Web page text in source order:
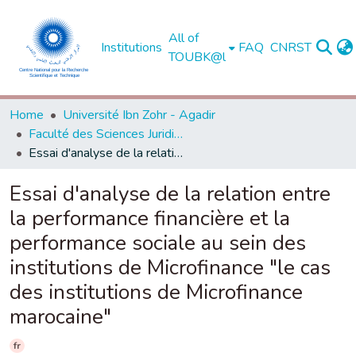
Institutions
All of
TOUBK@l
FAQ CNRST
Home
Université Ibn Zohr - Agadir
Faculté des Sciences Juridiques, Économiques et Sociales - Agadir
Essai d'analyse de la relation entre la performance financière et la performance sociale au sein des institutions de Microfinance "le cas des institutions de Microfinance marocaine"
Essai d'analyse de la relation entre
la performance financière et la
performance sociale au sein des
institutions de Microfinance "le cas
des institutions de Microfinance
marocaine"
fr